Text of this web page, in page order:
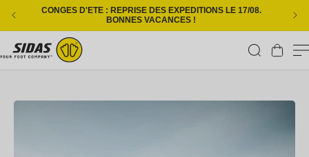
Ignorer et passer au contenu
CONGES D'ETE : REPRISE DES EXPEDITIONS LE 17/08.
BONNES VACANCES !
Panier